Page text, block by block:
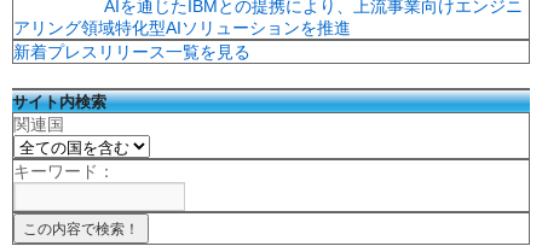
AIを通じたIBMとの提携により、上流事業向けエンジニ
アリング領域特化型AIソリューションを推進
新着プレスリリース一覧を見る
サイト内検索
関連国
キーワード：